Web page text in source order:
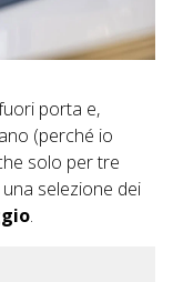
porta e,
(perché io
solo per tre
selezione dei
.